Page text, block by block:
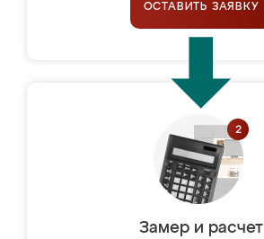
ОСТАВИТЬ ЗАЯВКУ
Замер и расчет